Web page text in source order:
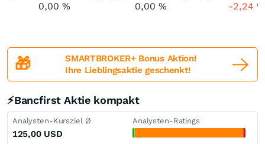
0,00 % 0,00 % -2,24 %
🎁
SMARTBROKER+ Bonus Aktion!
Ihre Lieblingsaktie geschenkt!
⚡Bancfirst Aktie kompakt
Analysten-Kursziel Ø
125,00 USD
Analysten-Ratings